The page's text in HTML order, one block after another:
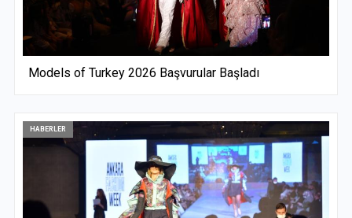
Models of Turkey 2026 Başvurular Başladı
HABERLER